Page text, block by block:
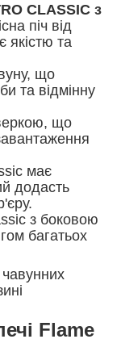
CLASSIC з
піч від
якістю та
що
та відмінну
що
має
додасть
з боковою
багатьох
Flame